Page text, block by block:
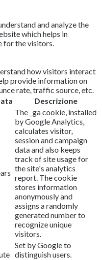
and analyze the
which helps in
for the visitors.
how visitors interact
provide information on
rate, traffic source, etc.
Descrizione
The _ga cookie, installed
by Google Analytics,
calculates visitor,
session and campaign
data and also keeps
track of site usage for
the site's analytics
report. The cookie
stores information
anonymously and
assigns a randomly
generated number to
recognize unique
visitors.
Set by Google to
distinguish users.